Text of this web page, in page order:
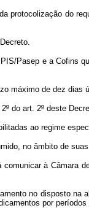
do
Pasep e a Cofins
máximo de dez
2º do art. 2º deste
ao regime
no âmbito de suas
à Câmara
no disposto na
por